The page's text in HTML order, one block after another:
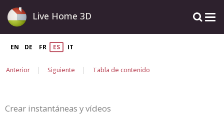
Live Home 3D
EN DE FR ES IT
Anterior | Siguiente | Tabla de contenido
Crear instantáneas y vídeos